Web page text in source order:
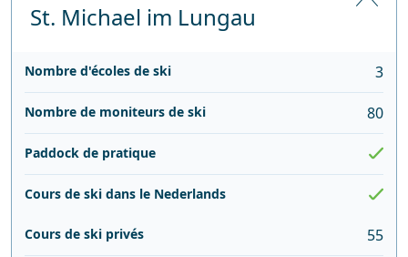
St. Michael im Lungau
Nombre d'écoles de ski 3
Nombre de moniteurs de ski 80
Paddock de pratique
Cours de ski dans le Nederlands
Cours de ski privés 55